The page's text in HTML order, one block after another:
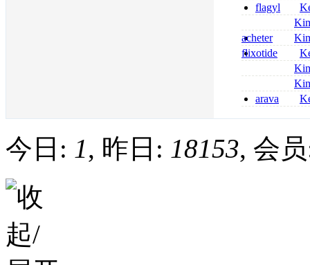
pregabalin
pregabalin
flagyl
online
bestellen
nolvadex
nolvadex
acheter
celebrex
flixotide
junior kaufen
métronidazole
2026
coumadin
arava
今日: 1, 昨日: 18153, 会